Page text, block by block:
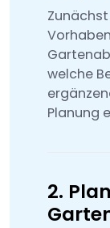
welche
Planung
2.